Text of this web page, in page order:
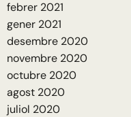
febrer 2021
gener 2021
desembre 2020
novembre 2020
octubre 2020
agost 2020
juliol 2020